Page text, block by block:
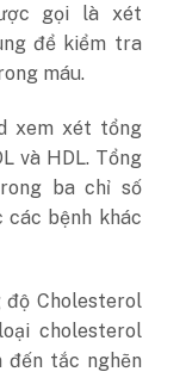
gọi là xét
để kiểm tra
máu.
xem xét tổng
và HDL. Tổng
ba chỉ số
các bệnh khác
độ Cholesterol
cholesterol
đến tắc nghẽn